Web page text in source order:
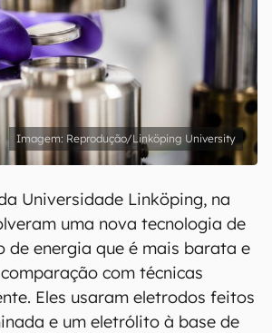
Reprodução/Linköping University
Universidade Linköping, na
uma nova tecnologia de
de energia que é mais barata e
com técnicas
Eles usaram eletrodos feitos
e um eletrólito à base de